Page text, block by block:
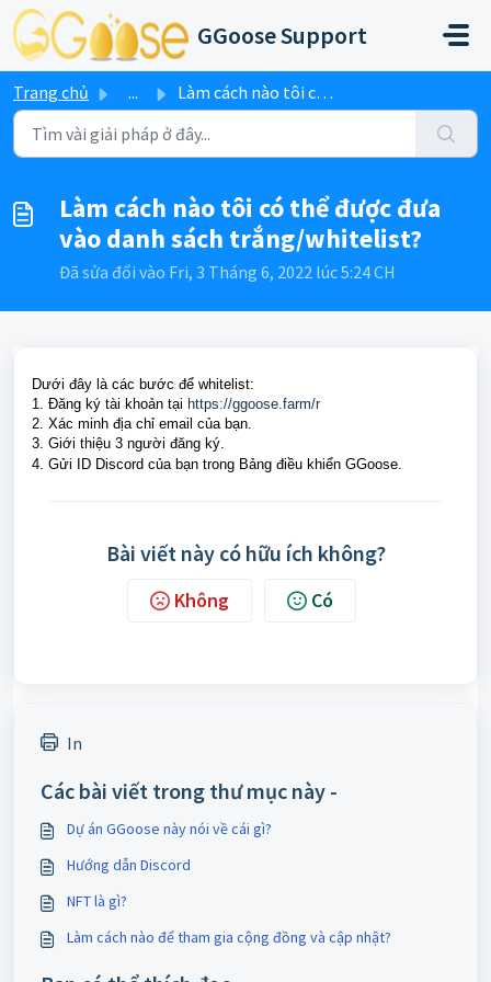
Chuyển đến nội dung chính
GGoose Support
Trang chủ ... Làm cách nào tôi có thể được đưa vào danh sách trắng/whit...
Làm cách nào tôi có thể được đưa
vào danh sách trắng/whitelist?
Đã sửa đổi vào Fri, 3 Tháng 6, 2022 lúc 5:24 CH
Dưới đây là các bước để whitelist:
1. Đăng ký tài khoản tại https://ggoose.farm/r
2. Xác minh địa chỉ email của bạn.
3. Giới thiệu 3 người đăng ký.
4. Gửi ID Discord của bạn trong Bảng điều khiển GGoose.
Bài viết này có hữu ích không?
Không Có
In
Các bài viết trong thư mục này -
Dự án GGoose này nói về cái gì?
Hướng dẫn Discord
NFT là gì?
Làm cách nào để tham gia cộng đồng và cập nhật?